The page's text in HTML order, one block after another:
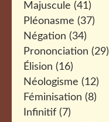
Majuscule (41)
Pléonasme (37)
Négation (34)
Prononciation (29)
Élision (16)
Néologisme (12)
Féminisation (8)
Infinitif (7)